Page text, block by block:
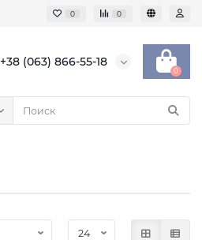
0 0
+38 (063) 866-55-18
0